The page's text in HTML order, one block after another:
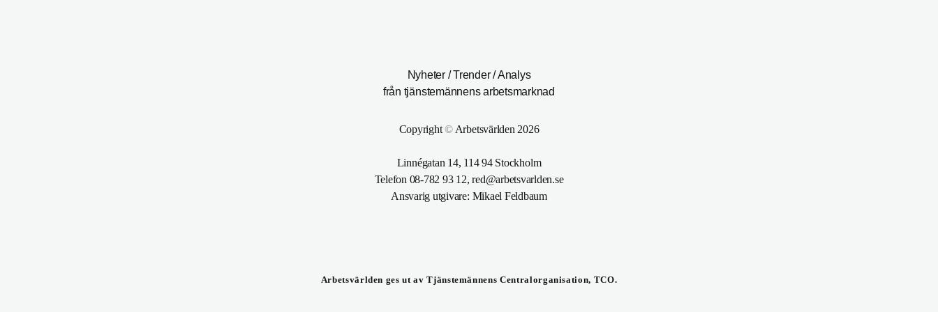
Nyheter / Trender / Analys
från tjänstemännens arbetsmarknad
Copyright©Arbetsvärlden 2026
Linnégatan 14, 114 94 Stockholm
Telefon 08-782 93 12, red@arbetsvarlden.se
Ansvarig utgivare: Mikael Feldbaum
Arbetsvärlden ges ut av Tjänstemännens Centralorganisation, TCO.